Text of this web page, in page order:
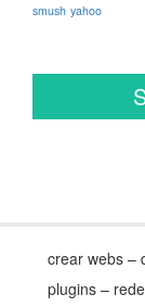
smush yahoo
crear webs –
plugins –